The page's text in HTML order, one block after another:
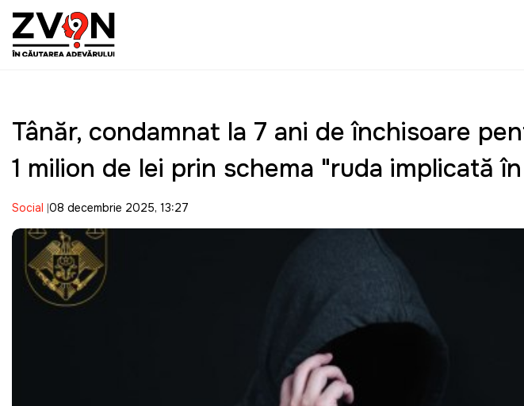
Tânăr, condamnat la 7 ani de închisoare
1 milion de lei prin schema "ruda implicată
Social 08 decembrie 2025, 13:27